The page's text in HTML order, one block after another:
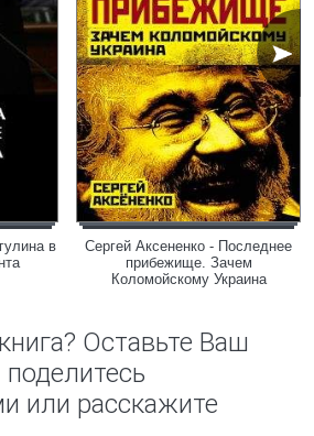
в
Сергей Аксененко - Последнее
прибежище. Зачем
Коломойскому Украина
Оставьте Ваш
или расскажите